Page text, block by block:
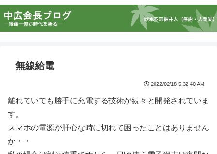
無線給電
2022/02/18 5:32:40 AM
離れていても勝手に充電する技術が続々と開発されていま
す。
スマホの電源が肝心な時に切れて困ったことはありません
か・・